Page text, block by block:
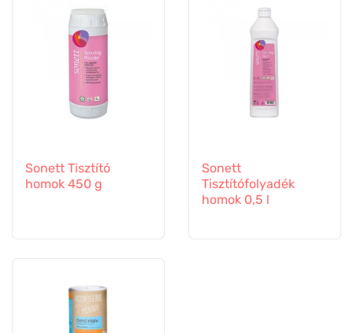
Sonett Tisztító
homok 450 g
Sonett
Tisztítófolyadék
homok 0,5 l